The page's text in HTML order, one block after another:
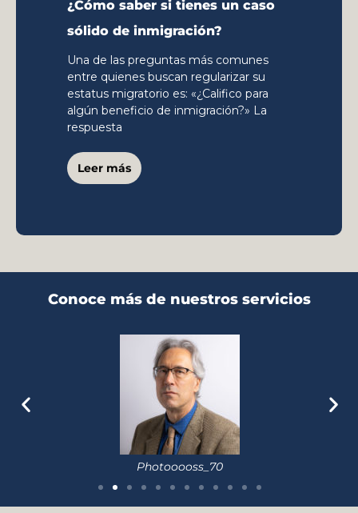
¿Cómo saber si tienes un caso
sólido de inmigración?
Una de las preguntas más comunes
entre quienes buscan regularizar su
estatus migratorio es: «¿Califico para
algún beneficio de inmigración?» La
respuesta
Leer más
Conoce más de nuestros servicios
Photooooss_70